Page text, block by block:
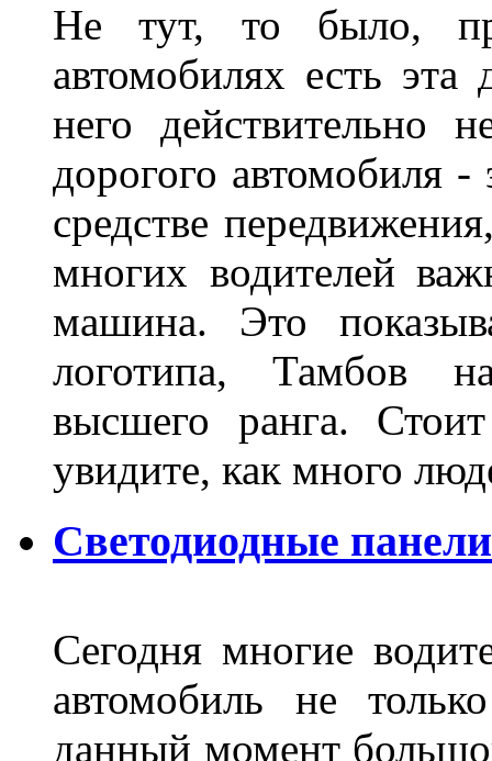
Не тут, то было,
автомобилях есть
него действительно
дорогого автомобиля
средстве
многих водителей
машина. Это
логотипа, Тамбов
высшего ранга.
увидите, как много
Светодиодные
Сегодня многие
автомобиль не
данный момент